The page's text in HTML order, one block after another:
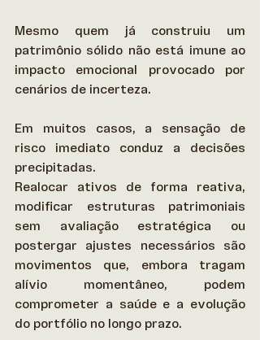
Mesmo quem já construiu um
patrimônio sólido não está imune ao
impacto emocional provocado por
cenários de incerteza.
Em muitos casos, a sensação de
risco imediato conduz a decisões
precipitadas.
Realocar ativos de forma reativa,
modificar estruturas patrimoniais
sem avaliação estratégica ou
postergar ajustes necessários são
movimentos que, embora tragam
alívio momentâneo, podem
comprometer a saúde e a evolução
do portfólio no longo prazo.